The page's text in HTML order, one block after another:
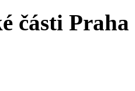
části Praha